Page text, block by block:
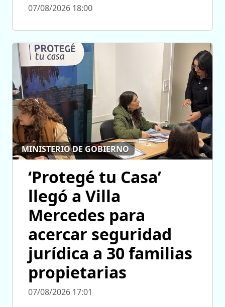
07/08/2026 18:00
MINISTERIO DE GOBIERNO
‘Protegé tu Casa’
llegó a Villa
Mercedes para
acercar seguridad
jurídica a 30 familias
propietarias
07/08/2026 17:01